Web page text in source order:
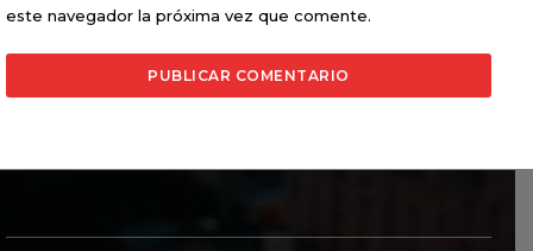
este navegador la próxima vez que comente.